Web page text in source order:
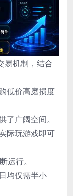
易机制，结合
低价高磨损度
了广阔空间。
际玩游戏即可
运行。
均仅需半小